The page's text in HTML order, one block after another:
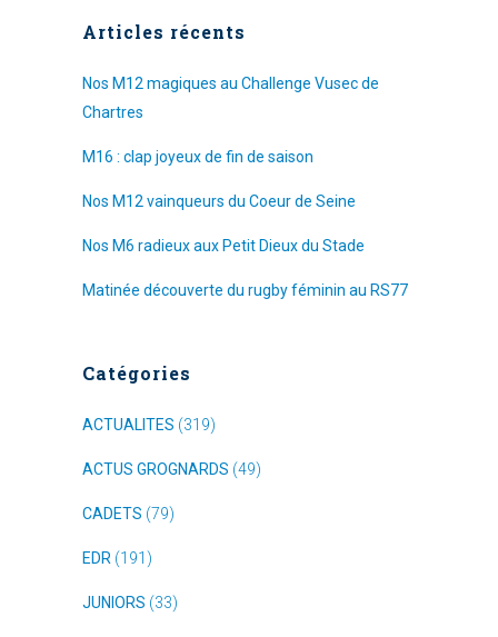
Articles récents
Nos M12 magiques au Challenge Vusec de
Chartres
M16 : clap joyeux de fin de saison
Nos M12 vainqueurs du Coeur de Seine
Nos M6 radieux aux Petit Dieux du Stade
Matinée découverte du rugby féminin au RS77
Catégories
ACTUALITES (319)
ACTUS GROGNARDS (49)
CADETS (79)
EDR (191)
JUNIORS (33)